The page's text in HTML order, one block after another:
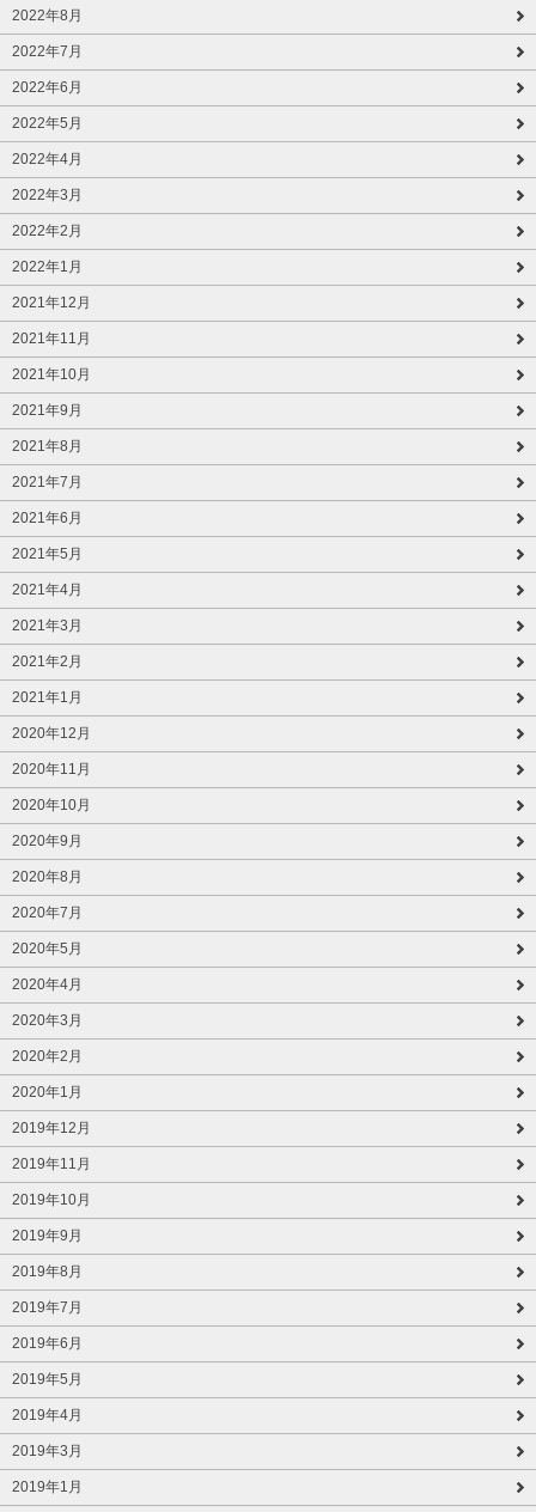
2022年8月
2022年7月
2022年6月
2022年5月
2022年4月
2022年3月
2022年2月
2022年1月
2021年12月
2021年11月
2021年10月
2021年9月
2021年8月
2021年7月
2021年6月
2021年5月
2021年4月
2021年3月
2021年2月
2021年1月
2020年12月
2020年11月
2020年10月
2020年9月
2020年8月
2020年7月
2020年5月
2020年4月
2020年3月
2020年2月
2020年1月
2019年12月
2019年11月
2019年10月
2019年9月
2019年8月
2019年7月
2019年6月
2019年5月
2019年4月
2019年3月
2019年1月